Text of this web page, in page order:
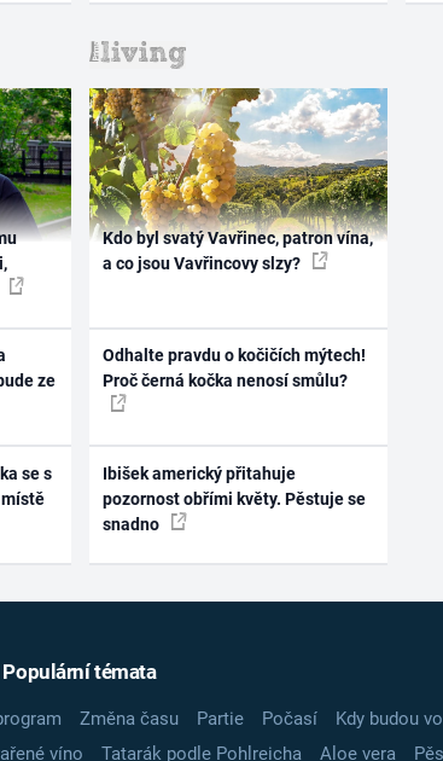
ze
se s
místě
Kdo byl svatý Vavřinec, patron vína,
a co jsou Vavřincovy slzy?
Odhalte pravdu o kočičích mýtech!
Proč černá kočka nenosí smůlu?
Ibišek americký přitahuje
pozornost obřími květy. Pěstuje se
snadno
Populární témata
Změna času Partie Počasí Kdy budou
víno Tatarák podle Pohlreicha Aloe vera